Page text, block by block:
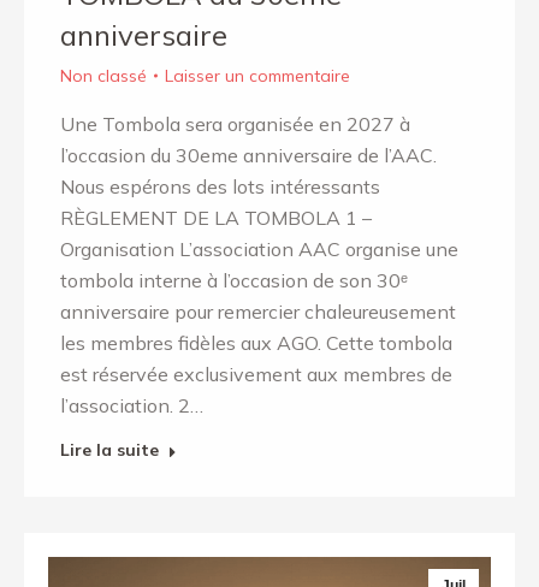
anniversaire
Non classé Laisser un commentaire
Une Tombola sera organisée en 2027 à
l’occasion du 30eme anniversaire de l’AAC.
Nous espérons des lots intéressants
RÈGLEMENT DE LA TOMBOLA 1 –
Organisation L’association AAC organise une
tombola interne à l’occasion de son 30ᵉ
anniversaire pour remercier chaleureusement
les membres fidèles aux AGO. Cette tombola
est réservée exclusivement aux membres de
l’association. 2…
Lire la suite